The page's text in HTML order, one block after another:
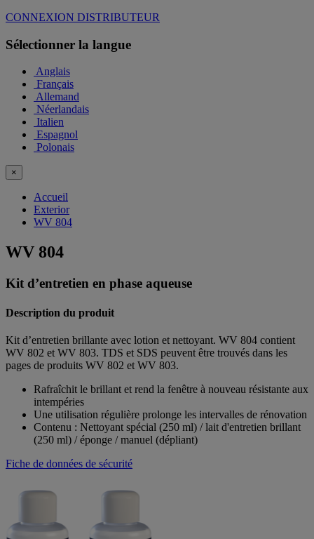
CONNEXION DISTRIBUTEUR
Sélectionner la langue
Anglais
Français
Allemand
Néerlandais
Italien
Espagnol
Polonais
×
Accueil
Exterior
WV 804
WV 804
Kit d’entretien en phase aqueuse
Description du produit
Kit d’entretien brillante avec lotion et nettoyant. WV 804 contient
WV 802 et WV 803. TDS et SDS peuvent être trouvés dans les
pages de produits WV 802 et WV 803.
Rafraîchit le brillant et rend la fenêtre à nouveau résistante aux
intempéries
Une utilisation régulière prolonge les intervalles de rénovation
Contenu : Nettoyant spécial (250 ml) / lait d'entretien brillant
(250 ml) / éponge / manuel (dépliant)
Fiche de données de sécurité